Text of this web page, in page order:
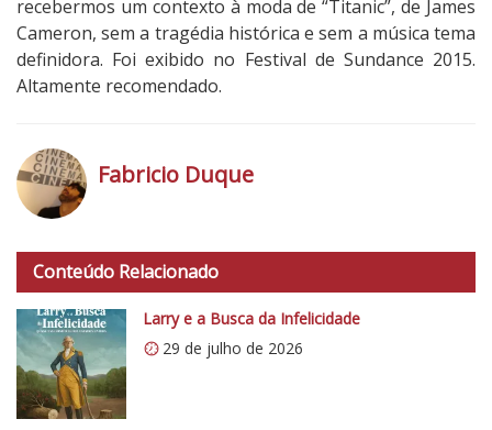
recebermos um contexto à moda de “Titanic”, de James
Cameron, sem a tragédia histórica e sem a música tema
definidora. Foi exibido no Festival de Sundance 2015.
Altamente recomendado.
t
p
s
:
/
/
Fabricio Duque
Conteúdo Relacionado
Larry e a Busca da Infelicidade
29 de julho de 2026